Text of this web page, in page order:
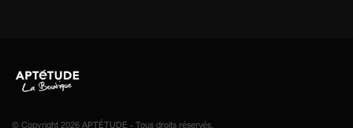
© Copyright 2026 APTÉTUDE - Tous droits réservés.